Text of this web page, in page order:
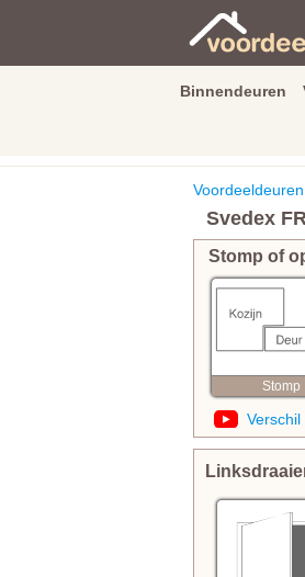
Binnendeuren
Voordeeldeuren
Svedex
Stomp of
Stomp